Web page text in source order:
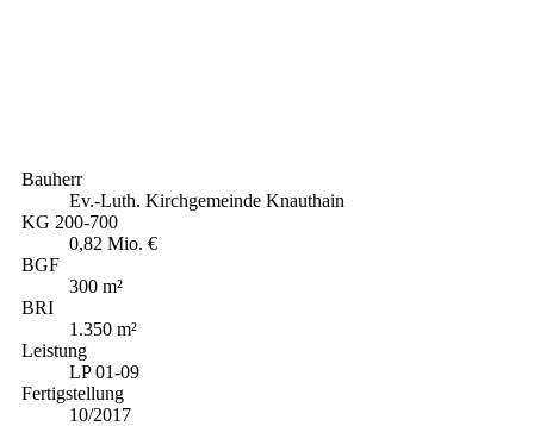
Bauherr
Ev.-Luth. Kirchgemeinde Knauthain
KG 200-700
0,82 Mio. €
BGF
300 m²
BRI
1.350 m²
Leistung
LP 01-09
Fertigstellung
10/2017